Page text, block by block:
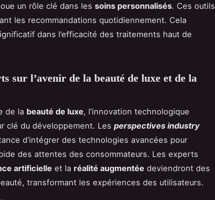
un rôle clé dans les soins personnalisés. Ces outils
les recommandations quotidiennement. Cela
dans l’efficacité des traitements haut de
sur l’avenir de la beauté de luxe et de la
de la beauté de luxe, l’innovation technologique
clé du développement. Les perspectives industry
d’intégrer des technologies avancées pour
des attentes des consommateurs. Les experts
artificielle et la réalité augmentée deviendront des
transformant les expériences des utilisateurs.